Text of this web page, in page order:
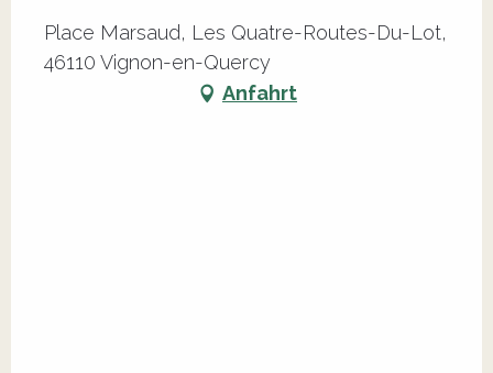
Place Marsaud, Les Quatre-Routes-Du-Lot,
46110 Vignon-en-Quercy
Anfahrt